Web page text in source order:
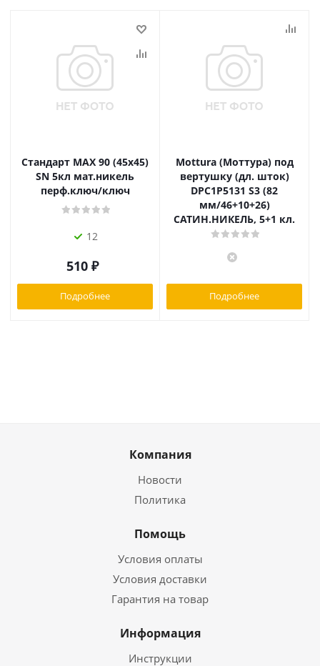
Стандарт MAX 90 (45х45)
SN 5кл мат.никель
перф.ключ/ключ
12
510 ₽
Подробнее
Mottura (Моттура) под
вертушку (дл. шток)
DPC1P5131 S3 (82
мм/46+10+26)
САТИН.НИКЕЛЬ, 5+1 кл.
Подробнее
Компания
Новости
Политика
Помощь
Условия оплаты
Условия доставки
Гарантия на товар
Информация
Инструкции